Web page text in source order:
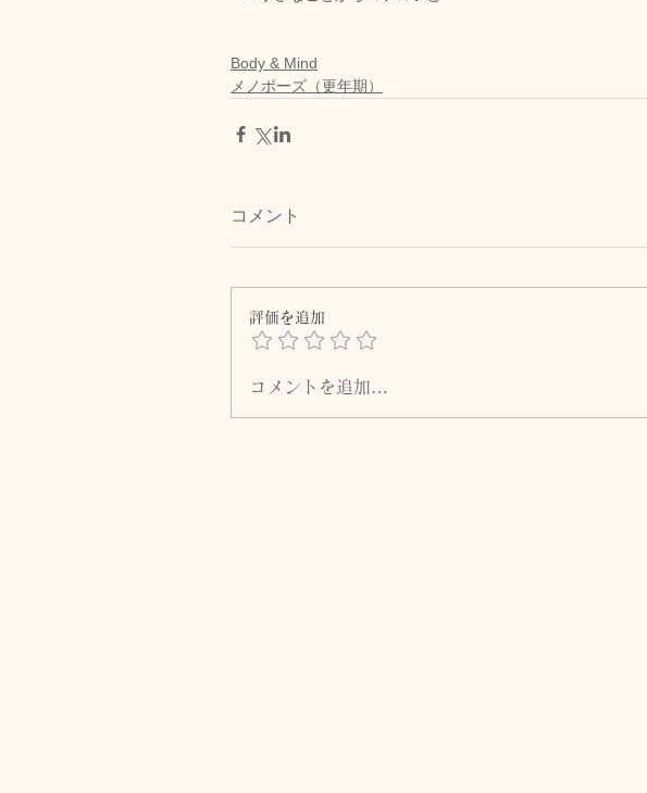
Body & Mind
メノポーズ（更年期）
コメント
評価を追加
コメントを追加…